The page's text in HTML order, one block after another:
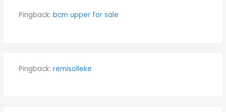
Pingback: bcm upper for sale
Pingback: remisolleke